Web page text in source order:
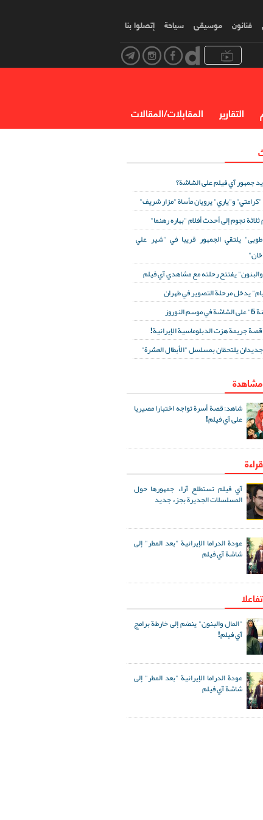
فنانون موسیقی سياحة إتصلوا بنا
المقابلات/المقالات التقارير
جمهور آي فيلم على الشاشة؟
و"ياري" يرويان مأساة "مزار شريف"
نجوم إلى أحدث أفلام "بهاره رهنما"
يلتقي الجمهور قريبا في "شير علي
والبنون" يفتتح رحلته مع مشاهدي آي فيلم
يدخل مرحلة التصوير في طهران
النوروز
جريمة هزت الدبلوماسية الإيرانية!
يلتحقان بمسلسل "الأبطال العشرة"
مشاهدة
شاهد: قصة أسرة تواجه اختبارا مصيريا
على آي فيلم!
آي فيلم تستطلع آراء جمهورها حول
المسلسلات الجديرة بجزء جديد
عودة الدراما الإيرانية "بعد المطر" إلى
شاشة آي فيلم
"المال والبنون" ينضم إلى خارطة برامج
آي فيلم!
عودة الدراما الإيرانية "بعد المطر" إلى
شاشة آي فيلم